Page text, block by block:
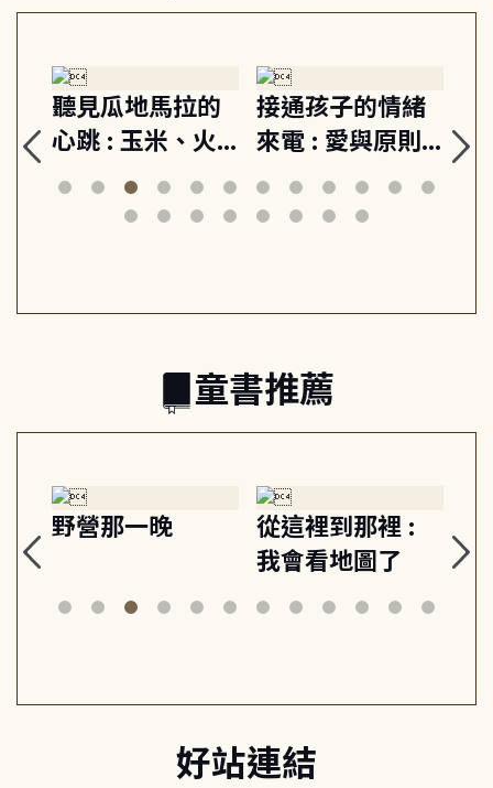
聽見瓜地馬拉的
心跳 : 玉米、火
山與信仰, 外交官
筆下的現代馬雅
接通孩子的情緒
來電 : 愛與原則,
建立教養的安定
節奏 22個行動練
關
童書推薦
野營那一晚
從這裡到那裡 :
我會看地圖了
美
好站連結